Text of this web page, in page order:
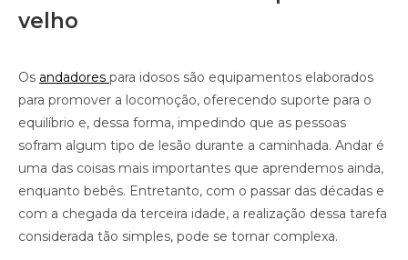
velho
Os andadores para idosos são equipamentos elaborados
para promover a locomoção, oferecendo suporte para o
equilíbrio e, dessa forma, impedindo que as pessoas
sofram algum tipo de lesão durante a caminhada. Andar é
uma das coisas mais importantes que aprendemos ainda,
enquanto bebês. Entretanto, com o passar das décadas e
com a chegada da terceira idade, a realização dessa tarefa
considerada tão simples, pode se tornar complexa.